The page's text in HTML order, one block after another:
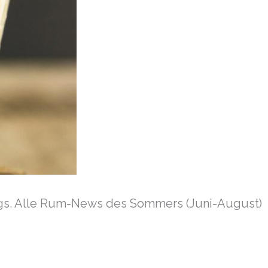
Alle Rum-News des Sommers (Juni-August)